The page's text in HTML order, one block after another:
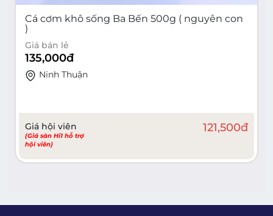
Cá cơm khô sống Ba Bến 500g ( nguyên con
)
Giá bán lẻ
135,000đ
Ninh Thuận
Giá hội viên
(Giá sàn Hi1 hỗ trợ
hội viên)
121,500đ